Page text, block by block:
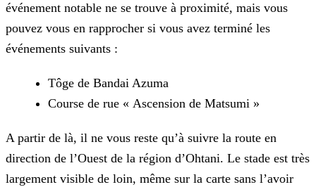
événement notable ne se trouve à proximité, mais vous
pouvez vous en rapprocher si vous avez terminé les
événements suivants :
Tôge de Bandai Azuma
Course de rue « Ascension de Matsumi »
A partir de là, il ne vous reste qu’à suivre la route en
direction de l’Ouest de la région d’Ohtani. Le stade est très
largement visible de loin, même sur la carte sans l’avoir